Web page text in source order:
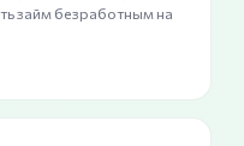
займ безработным на